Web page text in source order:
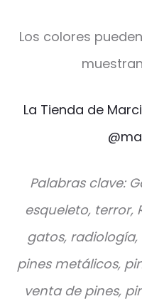
Los colores
La Tienda de
Palabras clave:
esqueleto, terror,
gatos,
pines metálicos,
venta de pines,